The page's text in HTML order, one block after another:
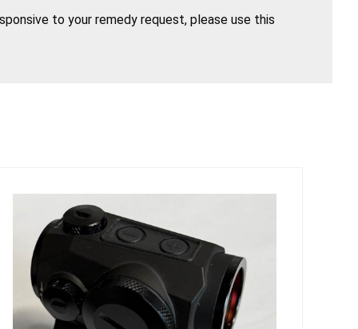
to your remedy request, please use this